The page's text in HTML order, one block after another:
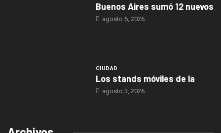
Buenos Aires sumó 12 nuevos
agosto 5, 2026
CIUDAD
Los stands móviles de la
agosto 3, 2026